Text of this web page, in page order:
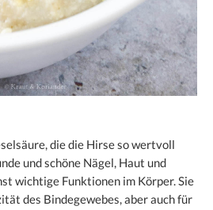
die die Hirse so wertvoll
und schöne Nägel, Haut und
wichtige Funktionen im Körper. Sie
des Bindegewebes, aber auch für